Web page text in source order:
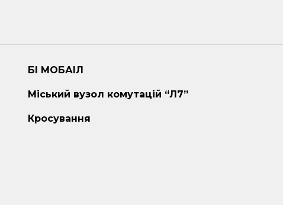
БІ МОБАІЛ
Міський вузол комутацій “Л7”
Кросування